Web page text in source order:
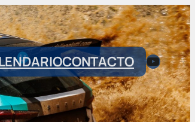
CONTACTO